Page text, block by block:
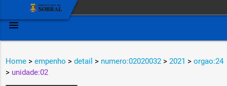
menu
Home > empenho > detail > numero:02020032 > 2021 > orgao:24
> unidade:02